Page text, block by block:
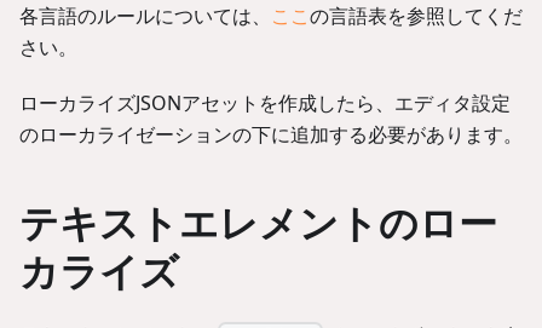
各言語のルールについては、 ここの言語表を参照してくだ
さい。
ローカライズJSONアセットを作成したら、エディタ設定
のローカライゼーションの下に追加する必要があります。
テキストエレメントのロー
カライズ